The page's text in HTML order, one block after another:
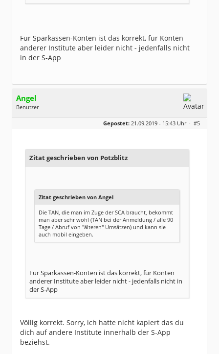
Für Sparkassen-Konten ist das korrekt, für Konten
anderer Institute aber leider nicht - jedenfalls nicht
in der S-App
Angel
Benutzer
Geschlecht:
Alter:
43
Gepostet: 21.09.2019 - 15:43 Uhr · #5
Zitat geschrieben von Potzblitz
Zitat geschrieben von Angel
Die TAN, die man im Zuge der SCA braucht, bekommt
man aber sehr wohl (TAN bei der Anmeldung / alle 90
Tage / Abruf von "älteren" Umsätzen) und kann sie
auch mobil eingeben.
Für Sparkassen-Konten ist das korrekt, für Konten
anderer Institute aber leider nicht - jedenfalls nicht in
der S-App
Völlig korrekt. Sorry, ich hatte nicht kapiert das du
dich auf andere Institute innerhalb der S-App
beziehst.